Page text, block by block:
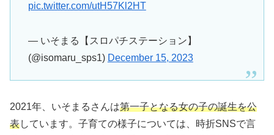
pic.twitter.com/utH57Kl2HT
— いそまる【スロパチステーション】
(@isomaru_sps1) December 15, 2023
2021年、いそまるさんは第一子となる女の子の誕生を公
表しています。子育ての様子については、時折SNSで言